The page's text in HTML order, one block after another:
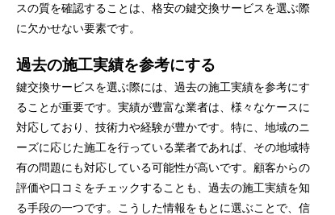
スの質を確認することは、格安の鍵交換サービスを選ぶ際
に欠かせない要素です。
過去の施工実績を参考にする
鍵交換サービスを選ぶ際には、過去の施工実績を参考にす
ることが重要です。実績が豊富な業者は、様々なケースに
対応しており、技術力や経験が豊かです。特に、地域のニ
ーズに応じた施工を行っている業者であれば、その地域特
有の問題にも対応している可能性が高いです。顧客からの
評価や口コミをチェックすることも、過去の施工実績を知
る手段の一つです。こうした情報をもとに選ぶことで、信